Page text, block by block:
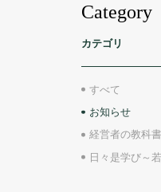
Category
カテゴリ
すべて
お知らせ
経営者の教科書
日々是学び～